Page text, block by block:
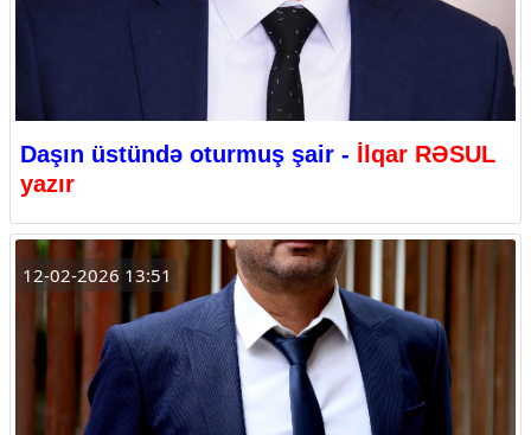
Daşın üstündə oturmuş şair - İlqar RƏSUL
yazır
12-02-2026 13:51